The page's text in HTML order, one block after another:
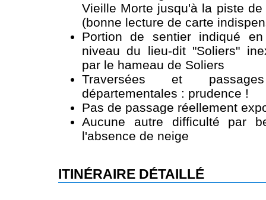
Vieille Morte jusqu'à la piste
(bonne lecture de carte
Portion de sentier indiqué
niveau du lieu-dit "Soliers"
par le hameau de Soliers
Traversées et
départementales : prudence !
Pas de passage réellement
Aucune autre difficulté par
l'absence de neige
ITINÉRAIRE DÉTAILLÉ